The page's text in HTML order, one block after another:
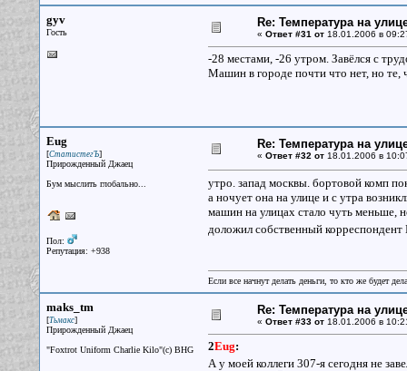
gyv
Гость
Re: Температура на
« Ответ #31 от18.01.2006 в
-28 местами, -26 утром. Завёлся с
Машин в городе почти что нет, но те,
Eug
[СтатистегЪ]
Прирожденный Джаец
Бум мыслить глобально...
Пол:
Репутация: +938
Re: Температура на
« Ответ #32 от18.01.2006 в
утро. запад москвы. бортовой комп
а ночует она на улице и с утра
машин на улицах стало чуть меньше,
доложил собственный
Если все начнут делать деньги, то кто же будет
maks_tm
[Тьмакс]
Прирожденный Джаец
"Foxtrot Uniform Charlie Kilo"(с) BHG
Re: Температура на
« Ответ #33 от18.01.2006 в
2Eug:
А у моей коллеги 307-я сегодня не